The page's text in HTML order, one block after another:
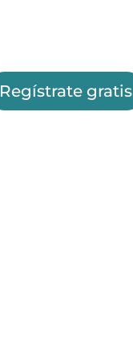
Regístrate gratis